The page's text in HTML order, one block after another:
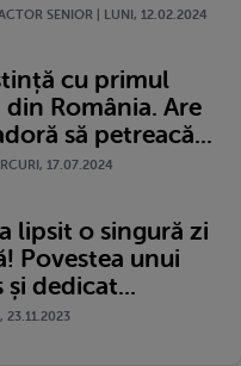
SENIOR | LUNI, 12.02.2024
cu primul
România. Are
să petreacă...
17.07.2024
lipsit o singură zi
Povestea unui
și dedicat...
23.11.2023